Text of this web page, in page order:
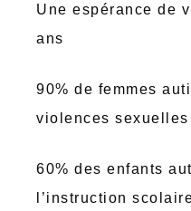
Une espérance de
ans
90% de femmes
violences sexuelles
60% des enfants
l’instruction